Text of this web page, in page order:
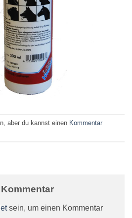
aber du kannst einen Kommentar
sein, um einen Kommentar